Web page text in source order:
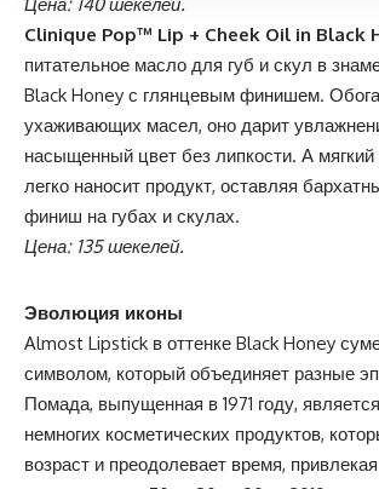
Clinique Pop™ Lip + Cheek Oil in Black
питательное масло для губ и скул в
Black Honey с глянцевым финишем.
ухаживающих масел, оно дарит
насыщенный цвет без липкости. А мягкий
легко наносит продукт, оставляя
финиш на губах и скулах.
Цена: 135 шекелей.
Эволюция иконы
Almost Lipstick в оттенке Black Honey
символом, который объединяет разные
Помада, выпущенная в 1971 году,
немногих косметических продуктов,
возраст и преодолевает время,